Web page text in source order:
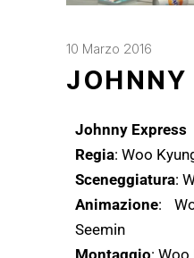
10 Marzo 2016
JOHNNY
Johnny Express
Regia: Woo
Sceneggiatura:
Animazione:
Seemin
Montaggio: